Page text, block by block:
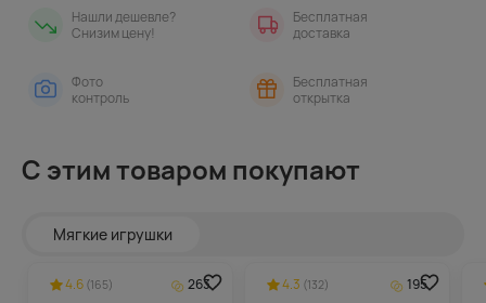
Нашли дешевле?
Снизим цену!
Бесплатная
доставка
Фото
контроль
Бесплатная
открытка
С этим товаром покупают
Мягкие игрушки
4.6 (165)
263
4.3 (132)
195